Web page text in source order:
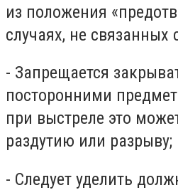
из положения
случаях, не связанных
- Запрещается
посторонними
при выстреле это
раздутию или разрыву;
- Следует уделить